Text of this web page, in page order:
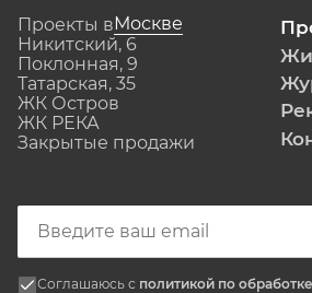
Проекты вМоскве
Никитский, 6
Поклонная, 9
Татарская, 35
ЖК Остров
ЖК РЕКА
Закрытые продажи
Соглашаюсь с политикой по